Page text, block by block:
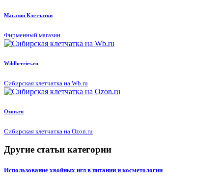
Магазин Клетчатки
Фирменный магазин
Wildberries.ru
Сибирская клетчатка на Wb.ru
Ozon.ru
Сибирская клетчатка на Ozon.ru
Другие статьи категории
Использование хвойных игл в питании и косметологии